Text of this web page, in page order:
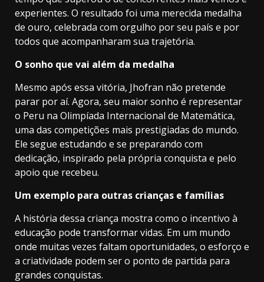
experientes. O resultado foi uma merecida medalha
de ouro, celebrada com orgulho por seu país e por
todos que acompanharam sua trajetória.
O sonho que vai além da medalha
Mesmo após essa vitória, Jhofran não pretende
parar por aí. Agora, seu maior sonho é representar
o Peru na Olimpíada Internacional de Matemática,
uma das competições mais prestigiadas do mundo.
Ele segue estudando e se preparando com
dedicação, inspirado pela própria conquista e pelo
apoio que recebeu.
Um exemplo para outras crianças e famílias
A história dessa criança mostra como o incentivo à
educação pode transformar vidas. Em um mundo
onde muitas vezes faltam oportunidades, o esforço e
a criatividade podem ser o ponto de partida para
grandes conquistas.